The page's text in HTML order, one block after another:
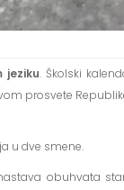
jeziku. Školski
prosvete
u dve smene.
obuhvata